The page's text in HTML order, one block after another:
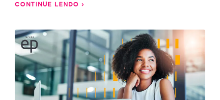
CONTINUE LENDO ›